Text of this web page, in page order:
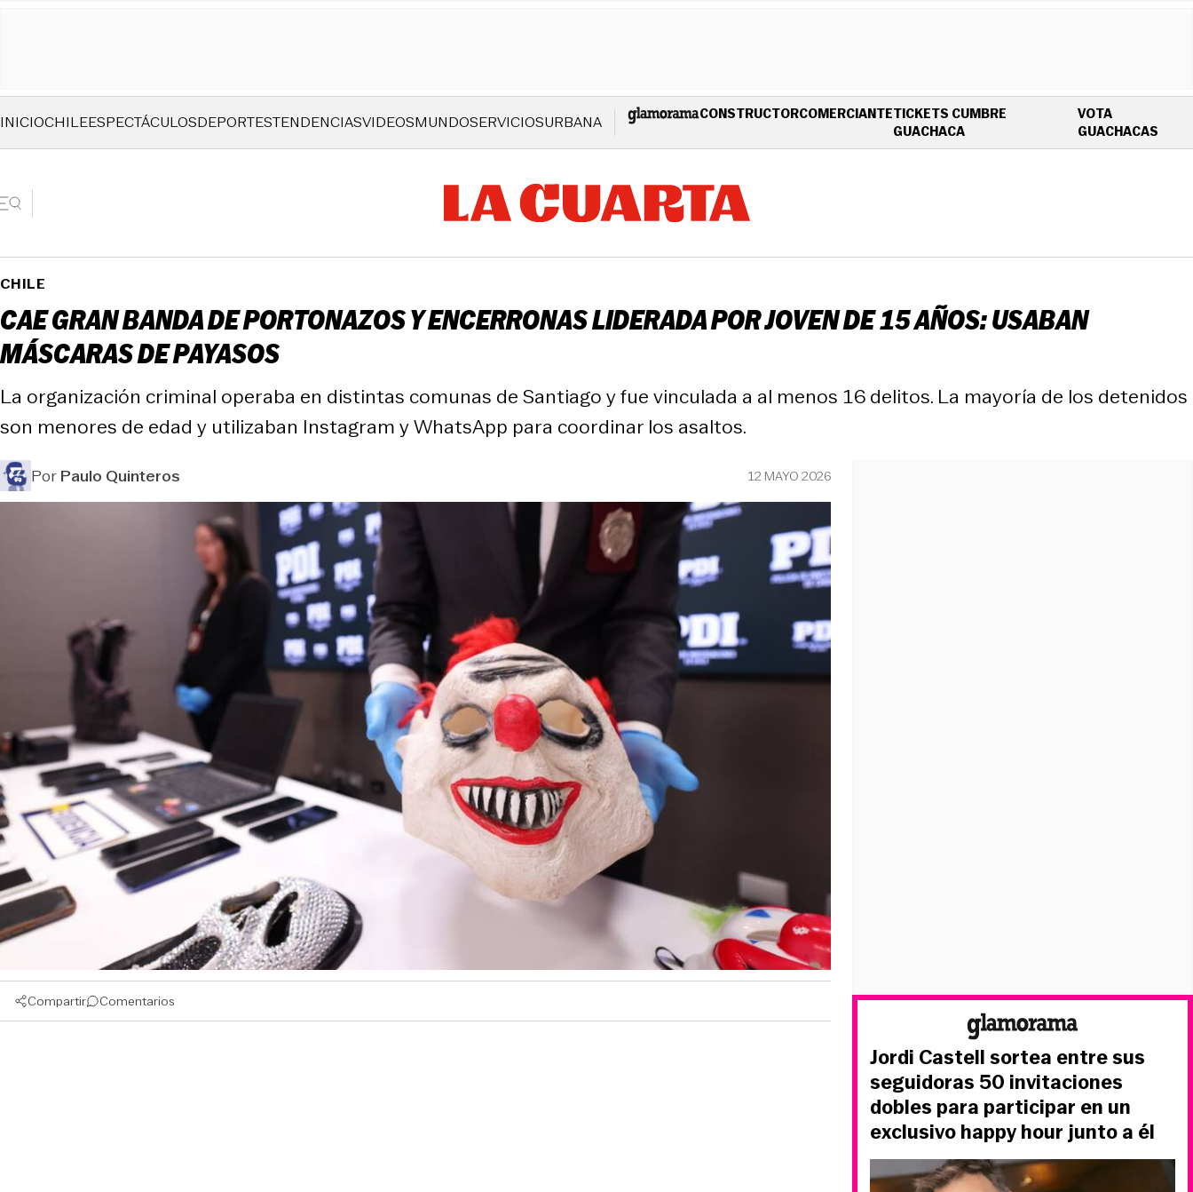
INICIOCHILEESPECTÁCULOSDEPORTESTENDENCIASVIDEOSMUNDOSERVICIOSURBANA CONSTRUCTORCOMERCIANTETICKETS CUMBRE
GUACHACAOPENS IN NEW WINDOW
VOTA
GUACHACAS
CHILE
CAE GRAN BANDA DE PORTONAZOS Y ENCERRONAS LIDERADA POR JOVEN DE 15 AÑOS: USABAN
MÁSCARAS DE PAYASOS
La organización criminal operaba en distintas comunas de Santiago y fue vinculada a al menos 16 delitos. La mayoría de los detenidos
son menores de edad y utilizaban Instagram y WhatsApp para coordinar los asaltos.
PorPaulo Quinteros 12 MAYO 2026
Compartir Comentarios
Jordi Castell sortea entre sus
seguidoras 50 invitaciones
dobles para participar en un
exclusivo happy hour junto a él